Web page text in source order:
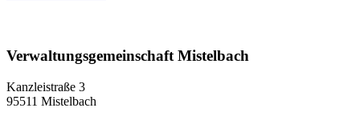
Verwaltungsgemeinschaft Mistelbach
Kanzleistraße 3
95511 Mistelbach